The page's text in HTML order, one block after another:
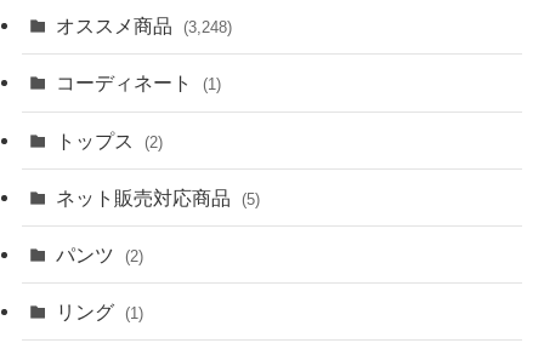
オススメ商品 (3,248)
コーディネート (1)
トップス (2)
ネット販売対応商品 (5)
パンツ (2)
リング (1)